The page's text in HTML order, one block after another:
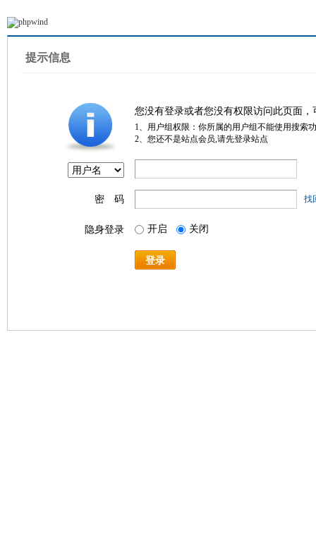
提示信息
您没有登录或者您没有权限访问此页面
1、用户组权限：你所属的用户组不能使用搜索
2、您还不是站点会员,请先登录站点
密 码 找
隐身登录 开启 关闭
登录